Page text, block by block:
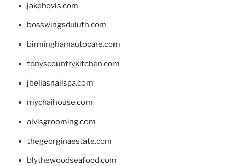
jakehovis.com
bosswingsduluth.com
birminghamautocare.com
tonyscountrykitchen.com
jbellasnailspa.com
mychaihouse.com
alvisgrooming.com
thegeorginaestate.com
blythewoodseafood.com